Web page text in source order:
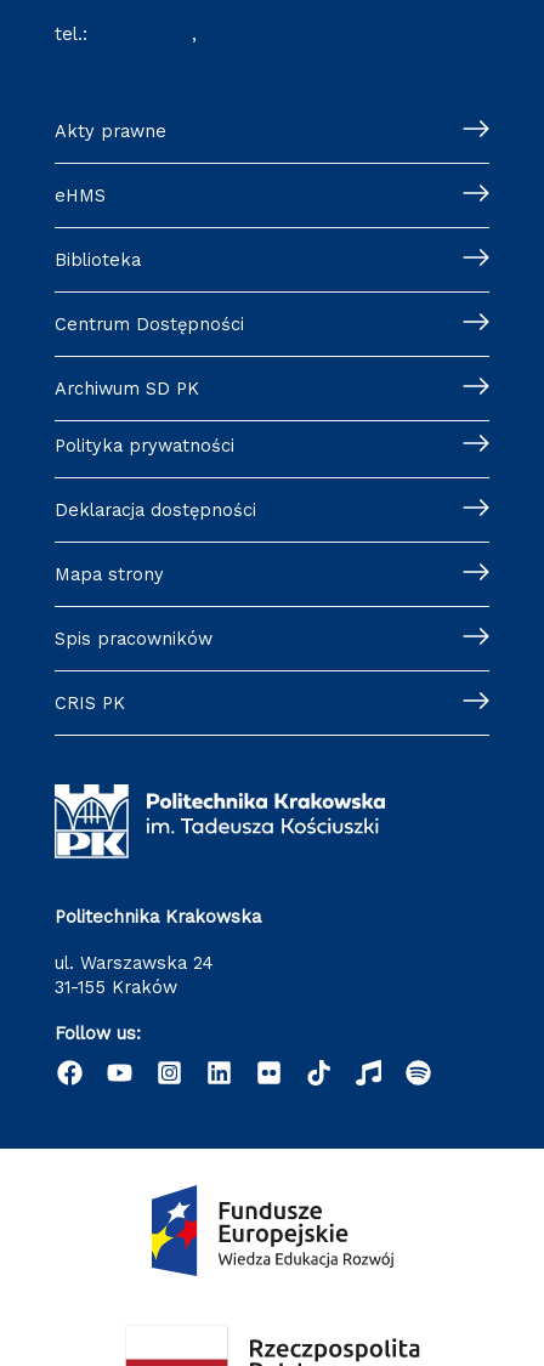
tel.: ,
Akty prawne
eHMS
Biblioteka
Centrum Dostępności
Archiwum SD PK
Polityka prywatności
Deklaracja dostępności
Mapa strony
Spis pracowników
CRIS PK
Politechnika Krakowska
ul. Warszawska 24
31-155 Kraków
Follow us: